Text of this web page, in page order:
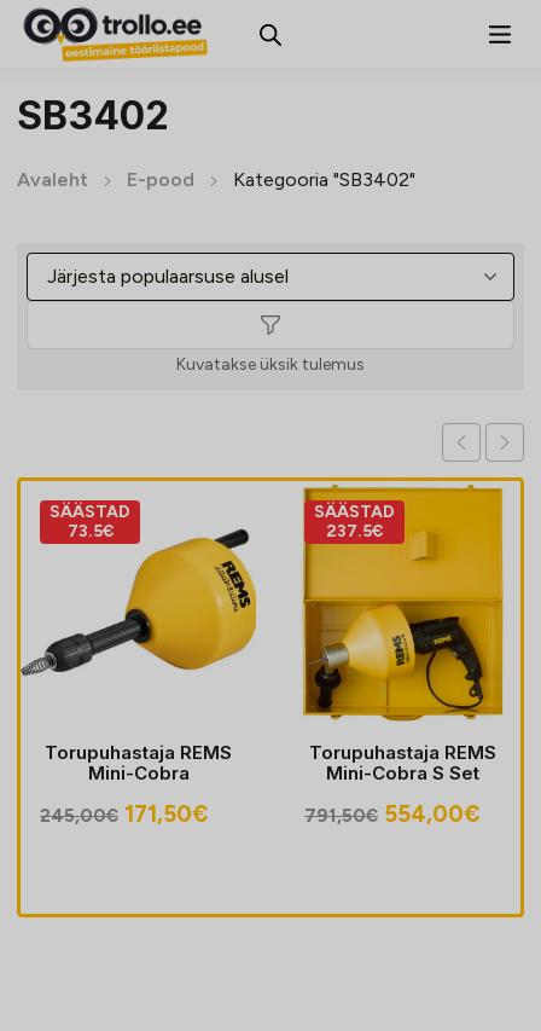
SB3402
Avaleht E-pood Kategooria "SB3402"
Kuvatakse üksik tulemus
SÄÄSTAD
73.5€
Torupuhastaja REMS
Mini-Cobra
245,00€ Algne
171,50€Praegune
SÄÄSTAD
237.5€
Torupuhastaja REMS
Mini-Cobra S Set
791,50€ Algne
554,00€